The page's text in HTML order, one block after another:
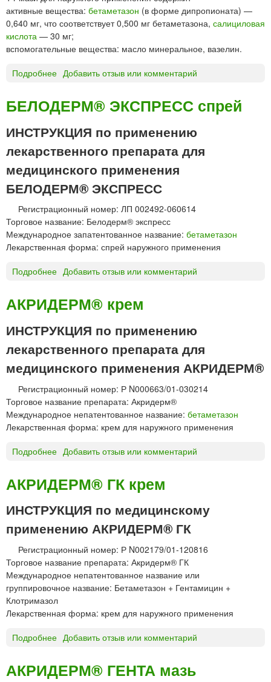
и
м
я
активные вещества: бетаметазон (в форме дипропионата) —
0,640 мг, что соответствует 0,500 мг бетаметазона, салициловая
кислота — 30 мг;
вспомогательные вещества: масло минеральное, вазелин.
Подробнее
Е
Л
С
А
И
К
м
а
з
ь
Добавить отзыв или комментарий
БЕЛОДЕРМ® ЭКСПРЕСС спрей
ИНСТРУКЦИЯ по применению
лекарственного препарата для
медицинского применения
БЕЛОДЕРМ® ЭКСПРЕСС
Регистрационный номер: ЛП 002492-060614
Торговое название: Белодерм® экспресс
Международное запатентованное название: бетаметазон
Лекарственная форма: спрей наружного применения
Подробнее
Е
Л
Д
Е
М
®
Э
К
С
С
п
р
й
Добавить отзыв или комментарий
АКРИДЕРМ® крем
ИНСТРУКЦИЯ по применению
лекарственного препарата для
медицинского применения АКРИДЕРМ®
Регистрационный номер: Р N000663/01-030214
Торговое название препарата: Акридерм®
Международное непатентованное название: бетаметазон
Лекарственная форма: крем для наружного применения
Подробнее
Р
Д
Е
М
®
к
р
е
м
Добавить отзыв или комментарий
АКРИДЕРМ® ГК крем
ИНСТРУКЦИЯ по медицинскому
применению АКРИДЕРМ® ГК
Регистрационный номер: Р N002179/01-120816
Торговое название препарата: Акридерм® ГК
Международное непатентованное название или
группировочное название: Бетаметазон + Гентамицин +
Клотримазол
Лекарственная форма: крем для наружного применения
Подробнее
Р
Добавить отзыв или комментарий
АКРИДЕРМ® ГЕНТА мазь